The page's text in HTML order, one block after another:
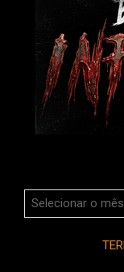
Arquivos
do